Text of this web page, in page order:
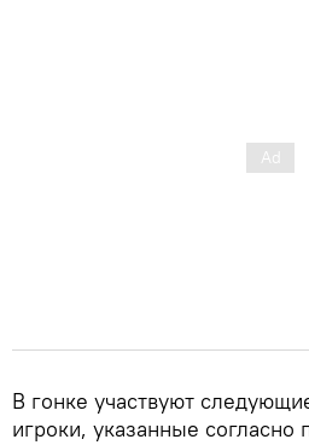
В гонке участвуют
игроки, указанные